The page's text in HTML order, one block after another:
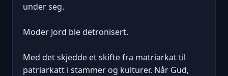
under seg.
Moder Jord ble detronisert.
Med det skjedde et skifte fra matriarkat til
patriarkatt i stammer og kulturer. Når Gud,